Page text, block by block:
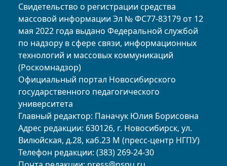
Свидетельство о регистрации средства
массовой информации Эл № ФС77-83179 от 12
мая 2022 года выдано Федеральной службой
по надзору в сфере связи, информационных
технологий и массовых коммуникаций
(Роскомнадзор)
Официальный портал Новосибирского
государственного педагогического
университета
Главный редактор: Паначук Юлия Борисовна
Адрес редакции: 630126, г. Новосибирск, ул.
Вилюйская, д.28, каб.23 М (пресс-центр НГПУ)
Телефон редакции: (383) 269-24-30